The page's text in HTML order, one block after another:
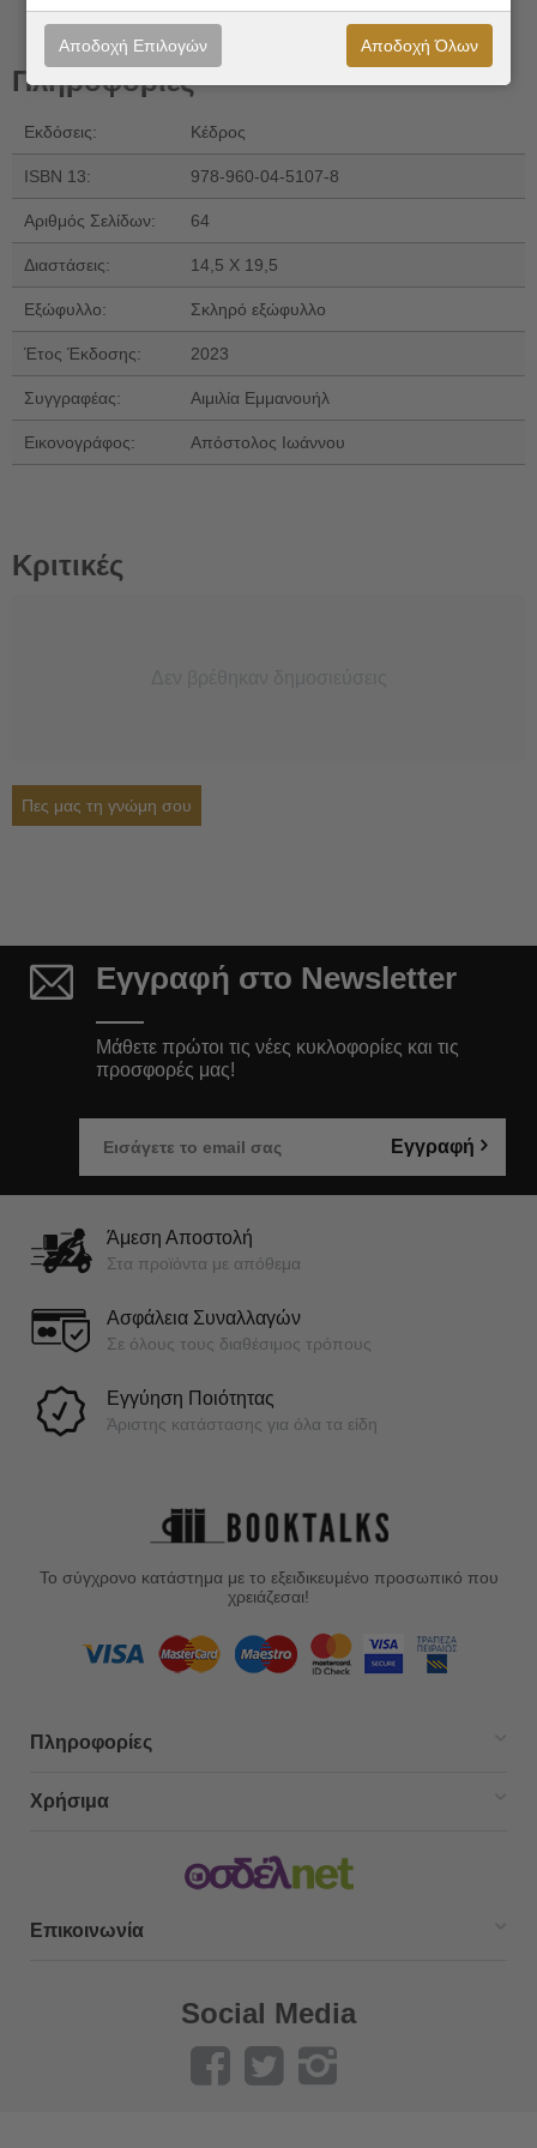
Πληροφορίες
Εκδόσεις: Κέδρος
ISBN 13: 978-960-04-5107-8
Αριθμός Σελίδων: 64
Διαστάσεις: 14,5 Χ 19,5
Εξώφυλλο: Σκληρό εξώφυλλο
Έτος Έκδοσης: 2023
Συγγραφέας: Αιμιλία Εμμανουήλ
Εικονογράφος: Απόστολος Ιωάννου
Κριτικές
Πες μας τη γνώμη σου
Εγγραφή στο Newsletter
Μάθετε πρώτοι τις νέες κυκλοφορίες και τις
προσφορές μας!
Εγγραφή
Άμεση Αποστολή
Στα προϊόντα με απόθεμα
Ασφάλεια Συναλλαγών
Σε όλους τους διαθέσιμος τρόπους
Εγγύηση Ποιότητας
Άριστης κατάστασης για όλα τα είδη
Το σύγχρονο κατάστημα με το εξειδικευμένο προσωπικό που
χρειάζεσαι!
Πληροφορίες
Χρήσιμα
Επικοινωνία
Social Media
Αποδοχή Επιλογών Αποδοχή Όλων